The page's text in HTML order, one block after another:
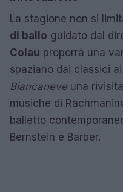
La stagione non si
di ballo guidato dal
Colau proporrà una
spaziano dai classici
Biancaneveuna
musiche di
balletto
Bernstein e Barber.